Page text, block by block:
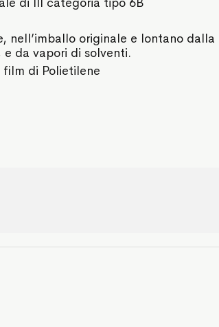
nell’imballo originale e lontano dalla
da vapori di solventi.
di Polietilene